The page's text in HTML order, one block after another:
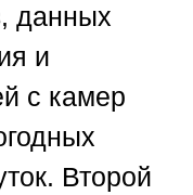
данных
и
с камер
Второй